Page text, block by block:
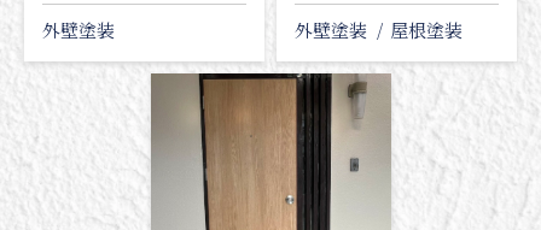
外壁塗装 外壁塗装 屋根塗装